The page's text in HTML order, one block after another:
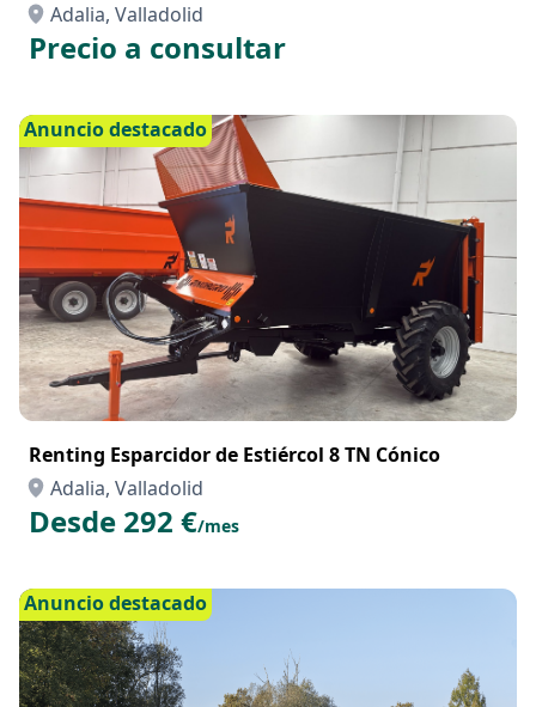
Adalia, Valladolid
Precio a consultar
Anuncio destacado
Renting Esparcidor de Estiércol 8 TN Cónico
Adalia, Valladolid
Desde 292 €/mes
Anuncio destacado